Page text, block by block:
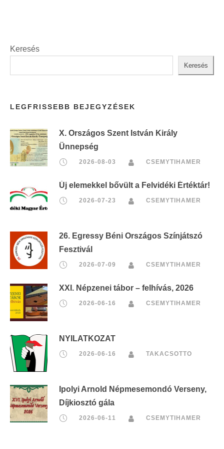
Keresés
Keresés
LEGFRISSEBB BEJEGYZÉSEK
X. Országos Szent István Király
Ünnepség
2026-08-03 CSEMYTIHAMER
Új elemekkel bővült a Felvidéki Értéktár!
2026-07-23 CSEMYTIHAMER
26. Egressy Béni Országos Színjátszó
Fesztivál
2026-07-09 CSEMYTIHAMER
XXI. Népzenei tábor – felhívás, 2026
2026-06-16 CSEMYTIHAMER
NYILATKOZAT
2026-06-16 TAKACSOTTO
Ipolyi Arnold Népmesemondó Verseny,
Díjkiosztó gála
2026-06-11 CSEMYTIHAMER